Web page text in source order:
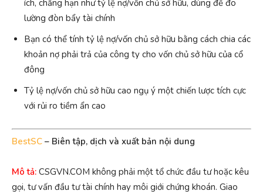
ích, chẳng hạn như tỷ lệ nợ/vốn chủ sở hữu, dùng để đo
lường đòn bẩy tài chính
Bạn có thể tính tỷ lệ nợ/vốn chủ sở hữu bằng cách chia các
khoản nợ phải trả của công ty cho vốn chủ sở hữu của cổ
đông
Tỷ lệ nợ/vốn chủ sở hữu cao ngụ ý một chiến lược tích cực
với rủi ro tiềm ẩn cao
BestSC – Biên tập, dịch và xuất bản nội dung
Mô tả: CSGVN.COM không phải một tổ chức đầu tư hoặc kêu
gọi, tư vấn đầu tư tài chính hay môi giới chứng khoán. Giao